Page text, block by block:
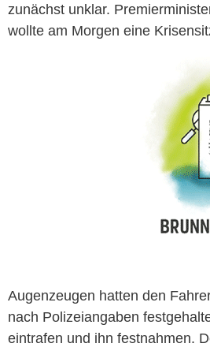
zunächst unklar.
wollte am Morgen eine
Augenzeugen hatten den
nach Polizeiangaben
eintrafen und ihn festnahmen.